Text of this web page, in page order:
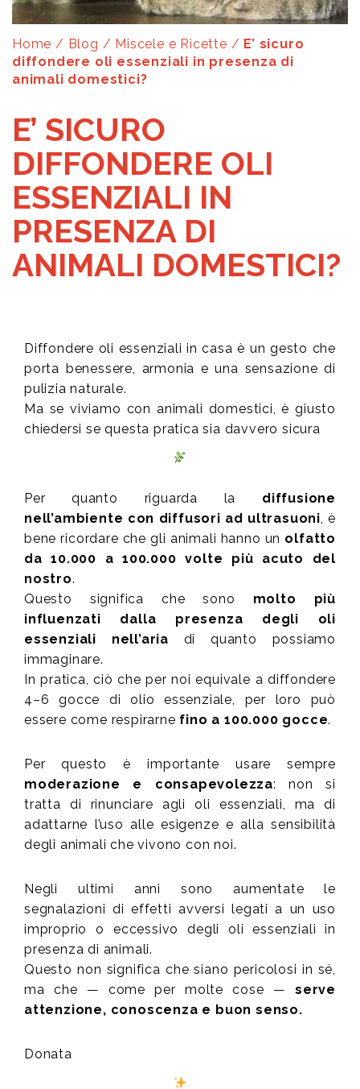
Home / Blog / Miscele e Ricette / E’ sicuro
diffondere oli essenziali in presenza di
animali domestici?
E’ SICURO
DIFFONDERE OLI
ESSENZIALI IN
PRESENZA DI
ANIMALI DOMESTICI?
Diffondere oli essenziali in casa è un gesto che
porta benessere, armonia e una sensazione di
pulizia naturale.
Ma se viviamo con animali domestici, è giusto
chiedersi se questa pratica sia davvero sicura
Per quanto riguarda la diffusione
nell’ambiente con diffusori ad ultrasuoni, è
bene ricordare che gli animali hanno un olfatto
da 10.000 a 100.000 volte più acuto del
nostro.
Questo significa che sono molto più
influenzati dalla presenza degli oli
essenziali nell’aria di quanto possiamo
immaginare.
In pratica, ciò che per noi equivale a diffondere
4–6 gocce di olio essenziale, per loro può
essere come respirarne fino a 100.000 gocce.
Per questo è importante usare sempre
moderazione e consapevolezza: non si
tratta di rinunciare agli oli essenziali, ma di
adattarne l’uso alle esigenze e alla sensibilità
degli animali che vivono con noi.
Negli ultimi anni sono aumentate le
segnalazioni di effetti avversi legati a un uso
improprio o eccessivo degli oli essenziali in
presenza di animali.
Questo non significa che siano pericolosi in sé,
ma che — come per molte cose — serve
attenzione, conoscenza e buon senso.
Donata